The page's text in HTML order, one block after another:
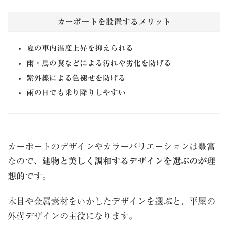
カーポートを設置するメリット
夏の車内温度上昇を抑えられる
雨・鳥の糞などによる汚れや劣化を防げる
紫外線による色褪せを防げる
雨の日でも乗り降りしやすい
カーポートのデザインやカラーバリエーションは豊富
なので、 建物と美しく調和するデザインを選ぶのが理
想的です。
木目や金属素材をいかしたデザインを選ぶと、平屋の
外構デザインの主役になります。